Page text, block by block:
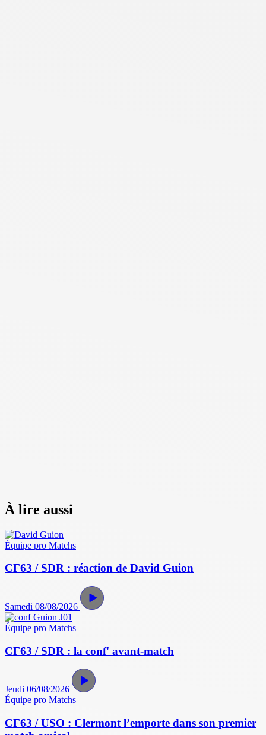
À lire aussi
Équipe pro Matchs
CF63 / SDR : réaction de David Guion
Samedi 08/08/2026
Équipe pro Matchs
CF63 / SDR : la conf' avant-match
Jeudi 06/08/2026
Équipe pro Matchs
CF63 / USO : Clermont l’emporte dans son premier